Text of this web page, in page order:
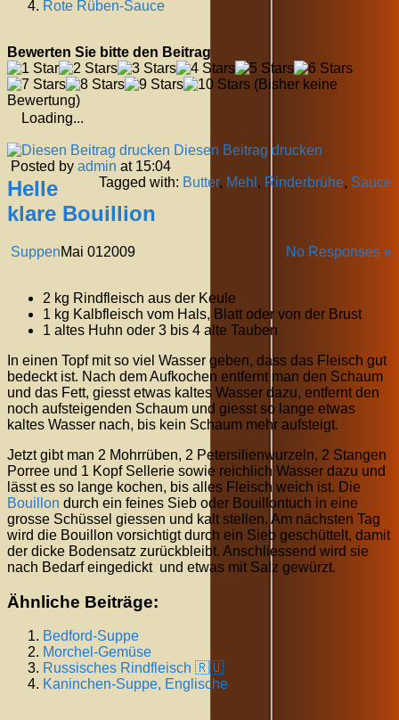
Rote Rüben-Sauce
Bewerten Sie bitte den Beitrag
(Bisher keine
Bewertung)
Loading...
Diesen Beitrag drucken
Posted by admin at 15:04
Tagged with: Butter, Mehl , Rinderbrühe, Sauce
Helle
klare Bouillion
Suppen No Responses »
Mai 012009
2 kg Rindfleisch aus der Keule
1 kg Kalbfleisch vom Hals, Blatt oder von der Brust
1 altes Huhn oder 3 bis 4 alte Tauben
In einen Topf mit so viel Wasser geben, dass das Fleisch gut
bedeckt ist. Nach dem Aufkochen entfernt man den Schaum
und das Fett, giesst etwas kaltes Wasser dazu, entfernt den
noch aufsteigenden Schaum und giesst so lange etwas
kaltes Wasser nach, bis kein Schaum mehr aufsteigt.
Jetzt gibt man 2 Mohrrüben, 2 Petersilienwurzeln, 2 Stangen
Porree und 1 Kopf Sellerie sowie reichlich Wasser dazu und
lässt es so lange kochen, bis alles Fleisch weich ist. Die
Bouillon durch ein feines Sieb oder Bouillontuch in eine
grosse Schüssel giessen und kalt stellen. Am nächsten Tag
wird die Bouillon vorsichtigt durch ein Sieb geschüttelt, damit
der dicke Bodensatz zurückbleibt. Anschliessend wird sie
nach Bedarf eingedickt und etwas mit Salz gewürzt.
Ähnliche Beiträge:
Bedford-Suppe
Morchel-Gemüse
Russisches Rindfleisch 🇷🇺
Kaninchen-Suppe, Englische